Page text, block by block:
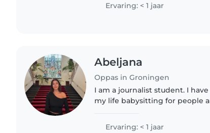
Ervaring: < 1 jaar
Abeljana
Oppas in Groningen
I am a journalist student. I
my life babysitting for people
with them..
Ervaring: < 1 jaar